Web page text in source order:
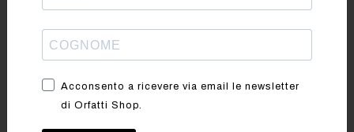
- Spedizione gratis su spesa superiore a 100€ solo
in Italia
- Spedizione Estero fuori Europa = 35 euro
- Spedizione Estero In Europa = 15 euro
Acconsento a ricevere via email le newsletter
di Orfatti Shop.